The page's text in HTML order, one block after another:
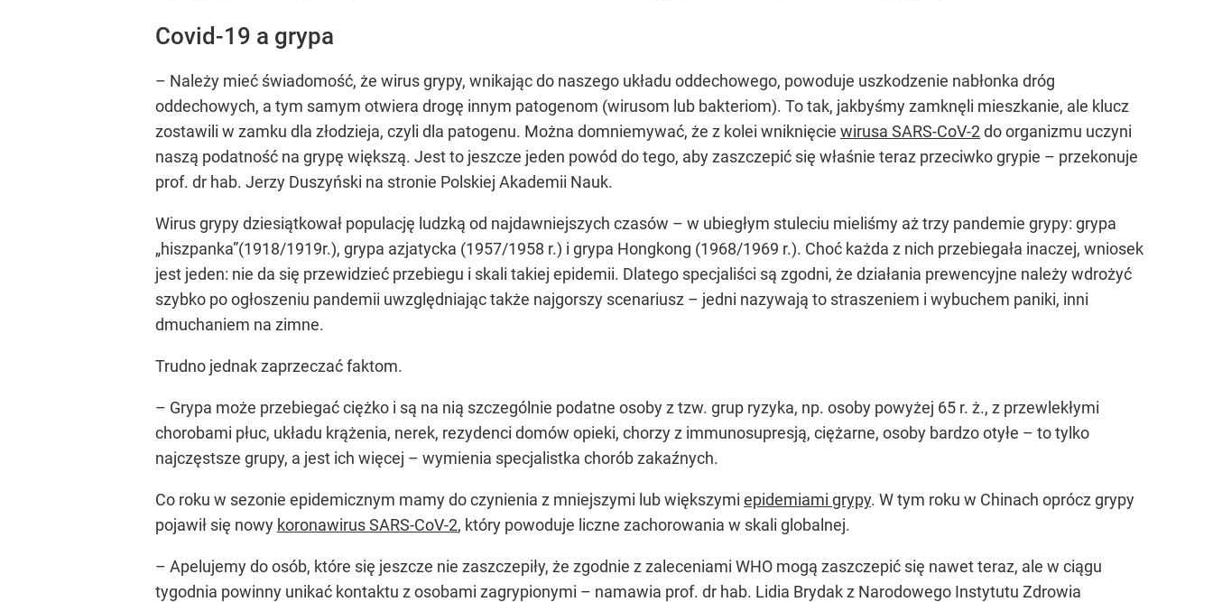
Covid-19 a grypa
– Należy mieć świadomość, że wirus grypy, wnikając do naszego układu oddechowego, powoduje uszkodzenie nabłonka dróg
oddechowych, a tym samym otwiera drogę innym patogenom (wirusom lub bakteriom). To tak, jakbyśmy zamknęli mieszkanie, ale klucz
zostawili w zamku dla złodzieja, czyli dla patogenu. Można domniemywać, że z kolei wniknięcie wirusa SARS-CoV-2do organizmu uczyni
naszą podatność na grypę większą. Jest to jeszcze jeden powód do tego, aby zaszczepić się właśnie teraz przeciwko grypie – przekonuje
prof. dr hab. Jerzy Duszyński na stronie Polskiej Akademii Nauk.
Wirus grypy dziesiątkował populację ludzką od najdawniejszych czasów – w ubiegłym stuleciu mieliśmy aż trzy pandemie grypy: grypa
„hiszpanka”(1918/1919r.), grypa azjatycka (1957/1958 r.) i grypa Hongkong (1968/1969 r.). Choć każda z nich przebiegała inaczej, wniosek
jest jeden: nie da się przewidzieć przebiegu i skali takiej epidemii. Dlatego specjaliści są zgodni, że działania prewencyjne należy wdrożyć
szybko po ogłoszeniu pandemii uwzględniając także najgorszy scenariusz – jedni nazywają to straszeniem i wybuchem paniki, inni
dmuchaniem na zimne.
Trudno jednak zaprzeczać faktom.
– Grypa może przebiegać ciężko i są na nią szczególnie podatne osoby z tzw. grup ryzyka, np. osoby powyżej 65 r. ż., z przewlekłymi
chorobami płuc, układu krążenia, nerek, rezydenci domów opieki, chorzy z immunosupresją, ciężarne, osoby bardzo otyłe – to tylko
najczęstsze grupy, a jest ich więcej – wymienia specjalistka chorób zakaźnych.
Co roku w sezonie epidemicznym mamy do czynienia z mniejszymi lub większymi epidemiami grypy. W tym roku w Chinach oprócz grypy
pojawił się nowy koronawirus SARS-CoV-2, który powoduje liczne zachorowania w skali globalnej.
– Apelujemy do osób, które się jeszcze nie zaszczepiły, że zgodnie z zaleceniami WHO mogą zaszczepić się nawet teraz, ale w ciągu
tygodnia powinny unikać kontaktu z osobami zagrypionymi – namawia prof. dr hab. Lidia Brydak z Narodowego Instytutu Zdrowia